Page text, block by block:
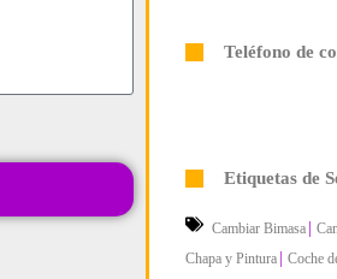
Teléfono de
Etiquetas de
Cambiar Bimasa
Chapa y Pintura Coche